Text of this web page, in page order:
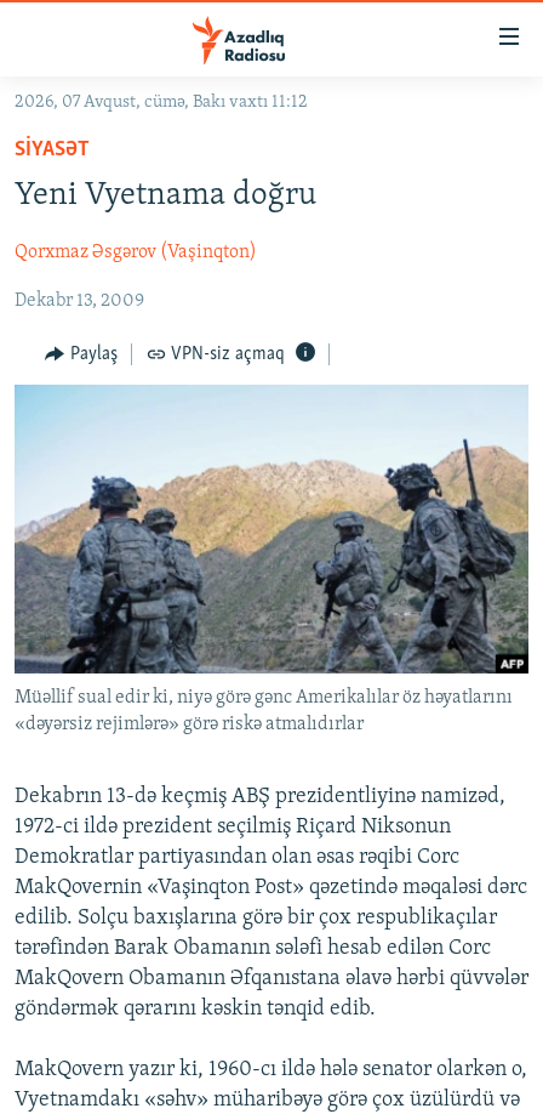
Əsas
qayıt
Əsas
naviqasiyaya
qayıt
keç
GÜNDƏM
KORRUPSIOMETR
#ƏSLINDƏ
FƏRQƏ BAX
QANUNI DOĞRU
ARAŞDIRMA
FOTOQALEREYA
İNFOQRAFIKA
KARIKATURA
RADIO ARXIV
OXU ZALI
AZƏRBAYCAN ƏDƏBIYYATI KITABXANASI
İSLAM VƏ DEMOKRATIYA
İZ - MƏDƏNIYYƏT PROQRAMI
HAQQIMIZDA
MISSIYAMIZ
PEŞƏ ETIKASI VƏ JURNALISTIKA STANDARTLARIMIZ
MATERIALLARIMIZDAN ISTIFADƏ
AZADLIQRADIOSU MOBIL TELEFONUNUZDA
XƏBƏR BÜLLETENLƏRIMIZ
BIZI IZLƏ
RFE/RL-in bütün saytları
2026, 07 Avqust, cümə, Bakı vaxtı 11:12
SIYASƏT
Yeni Vyetnama doğru
Qorxmaz Əsgərov (Vaşinqton)
Dekabr 13, 2009
Paylaş VPN-siz açmaq
Müəllif sual edir ki, niyə görə gənc Amerikalılar öz həyatlarını
«dəyərsiz rejimlərə» görə riskə atmalıdırlar
Dekabrın 13-də keçmiş ABŞ prezidentliyinə namizəd,
1972-ci ildə prezident seçilmiş Riçard Niksonun
Demokratlar partiyasından olan əsas rəqibi Corc
MakQovernin «Vaşinqton Post» qəzetində məqaləsi dərc
edilib. Solçu baxışlarına görə bir çox respublikaçılar
tərəfindən Barak Obamanın sələfi hesab edilən Corc
MakQovern Obamanın Əfqanıstana əlavə hərbi qüvvələr
göndərmək qərarını kəskin tənqid edib.
MakQovern yazır ki, 1960-cı ildə hələ senator olarkən o,
Vyetnamdakı «səhv» müharibəyə görə çox üzülürdü və